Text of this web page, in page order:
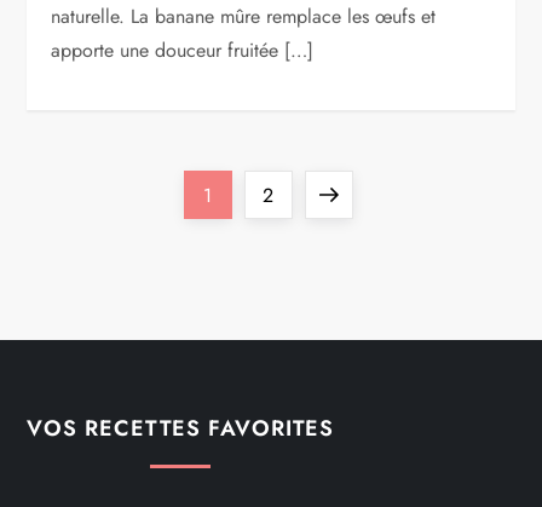
naturelle. La banane mûre remplace les œufs et
apporte une douceur fruitée […]
n
Page
1 Page
2
Next
VOS RECETTES FAVORITES